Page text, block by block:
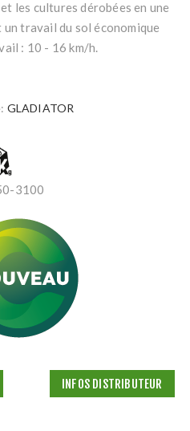
les cultures dérobées en une
travail du sol économique
: 10 - 16 km/h.
GLADIATOR
3100
INFOS DISTRIBUTEUR